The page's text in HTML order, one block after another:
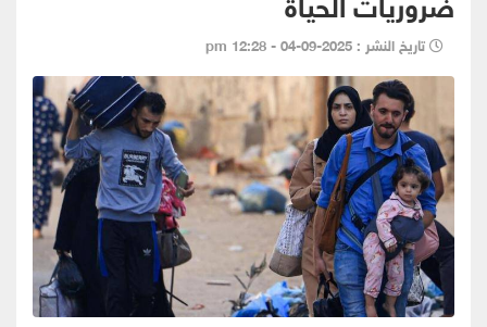
تاريخ النشر : 2025-09-04 - 12:28 pm